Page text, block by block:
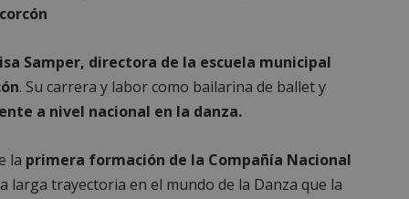
Samper, directora de la escuela municipal
. Su carrera y labor como bailarina de ballet y
a nivel nacional en la danza.
la primera formación de la Compañía Nacional
larga trayectoria en el mundo de la Danza que la